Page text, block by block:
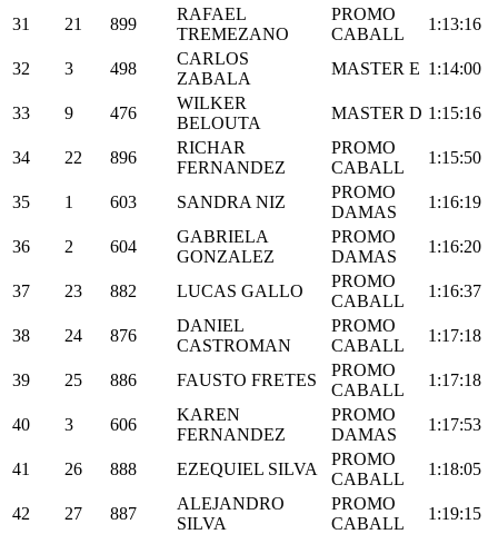
31 21 899
RAFAEL
TREMEZANO
PROMO
CABALL
1:13:16
32 3 498
CARLOS
ZABALA
MASTER E 1:14:00
33 9 476
WILKER
BELOUTA
MASTER D 1:15:16
34 22 896
RICHAR
FERNANDEZ
PROMO
CABALL
1:15:50
35 1 603 SANDRA NIZ
PROMO
DAMAS
1:16:19
36 2 604
GABRIELA
GONZALEZ
PROMO
DAMAS
1:16:20
37 23 882 LUCAS GALLO
PROMO
CABALL
1:16:37
38 24 876
DANIEL
CASTROMAN
PROMO
CABALL
1:17:18
39 25 886 FAUSTO FRETES
PROMO
CABALL
1:17:18
40 3 606
KAREN
FERNANDEZ
PROMO
DAMAS
1:17:53
41 26 888 EZEQUIEL SILVA
PROMO
CABALL
1:18:05
42 27 887
ALEJANDRO
SILVA
PROMO
CABALL
1:19:15